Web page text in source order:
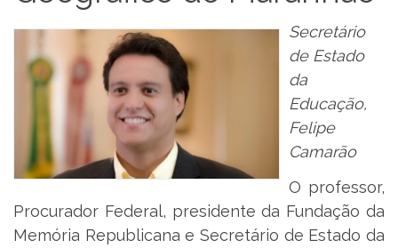
Secretário
de Estado
da
Educação,
Felipe
Camarão
O professor,
Procurador Federal, presidente da Fundação da
Memória Republicana e Secretário de Estado da